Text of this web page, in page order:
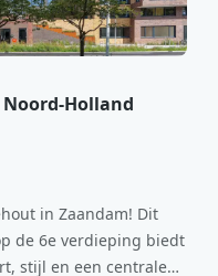
Holland
in Zaandam! Dit
de 6e verdieping biedt
stijl en een centrale